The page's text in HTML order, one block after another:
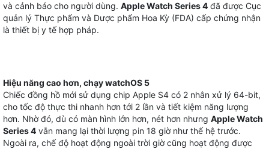
và cảnh báo cho người dùng. Apple Watch Series 4 đã được Cục
quản lý Thực phẩm và Dược phẩm Hoa Kỳ (FDA) cấp chứng nhận
là thiết bị y tế hợp pháp.
Hiệu năng cao hơn, chạy watchOS 5
Chiếc đồng hồ mới sử dụng chip Apple S4 có 2 nhân xử lý 64-bit,
cho tốc độ thực thi nhanh hơn tới 2 lần và tiết kiệm năng lượng
hơn. Nhờ đó, dù có màn hình lớn hơn, nét hơn nhưng Apple Watch
Series 4 vẫn mang lại thời lượng pin 18 giờ như thế hệ trước.
Ngoài ra, chế độ hoạt động ngoài trời giờ cũng hoạt động được